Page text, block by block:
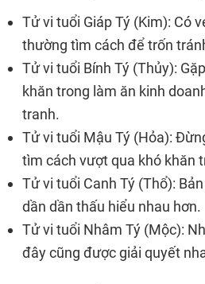
Tử vi tuổi Giáp Tý (Kim): Có
thường tìm cách để trốn
Tử vi tuổi Bính Tý (Thủy):
khăn trong làm ăn kinh
tranh.
Tử vi tuổi Mậu Tý (Hỏa):
tìm cách vượt qua khó khăn
Tử vi tuổi Canh Tý (Thổ):
dần dần thấu hiểu nhau hơn.
Tử vi tuổi Nhâm Tý (Mộc):
đây cũng được giải quyết